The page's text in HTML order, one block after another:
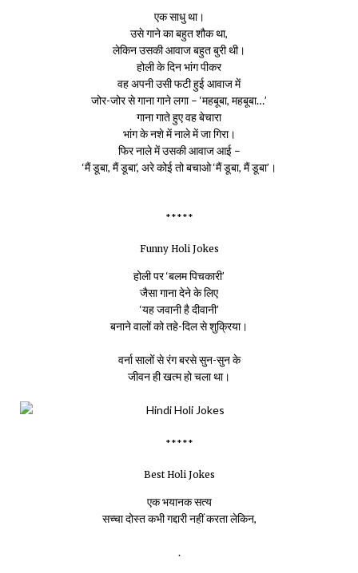
एक साधु था।
उसे गाने का बहुत शौक था,
लेकिन उसकी आवाज बहुत बुरी थी।
होली के दिन भांग पीकर
वह अपनी उसी फटी हुई आवाज में
जोर-जोर से गाना गाने लगा – ‘महबूबा, महबूबा…’
गाना गाते हुए वह बेचारा
भांग के नशे में नाले में जा गिरा।
फिर नाले में उसकी आवाज आई –
‘मैं डूबा, मैं डूबा’, अरे कोई तो बचाओ ‘मैं डूबा, मैं डूबा’।
*****
Funny Holi Jokes
होली पर ‘बलम पिचकारी’
जैसा गाना देने के लिए
‘यह जवानी है दीवानी’
बनाने वालों को तहे-दिल से शुक्रिया।
वर्ना सालों से रंग बरसे सुन-सुन के
जीवन ही खत्म हो चला था।
*****
Best Holi Jokes
एक भयानक सत्य
सच्चा दोस्त कभी गद्दारी नहीं करता लेकिन,
.